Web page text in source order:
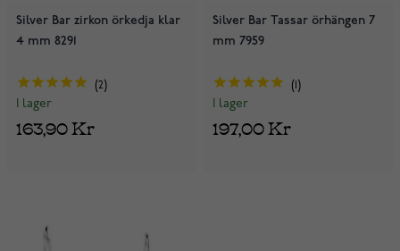
Silver Bar zirkon örkedja klar
4 mm 8291
2
I lager
163,90 Kr
Silver Bar Tassar örhängen 7
mm 7959
I lager
197,00 Kr